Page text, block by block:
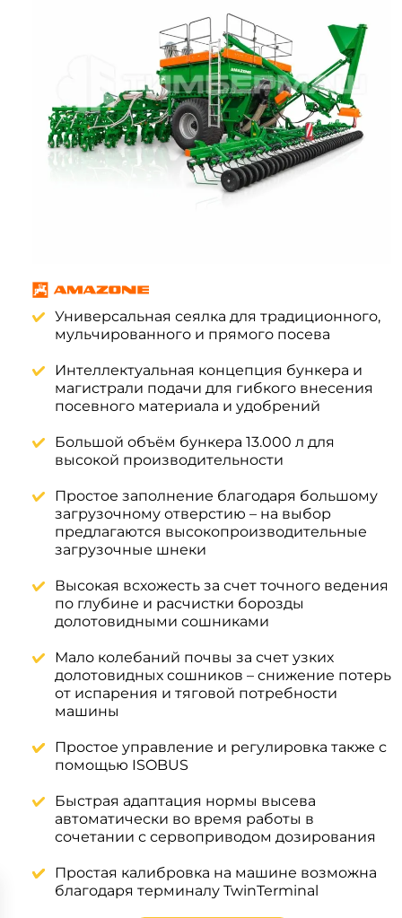
Универсальная сеялка для традиционного,
мульчированного и прямого посева
Интеллектуальная концепция бункера и
магистрали подачи для гибкого внесения
посевного материала и удобрений
Большой объём бункера 13.000 л для
высокой производительности
Простое заполнение благодаря большому
загрузочному отверстию – на выбор
предлагаются высокопроизводительные
загрузочные шнеки
Высокая всхожесть за счет точного ведения
по глубине и расчистки борозды
долотовидными сошниками
Мало колебаний почвы за счет узких
долотовидных сошников – снижение потерь
от испарения и тяговой потребности
машины
Простое управление и регулировка также с
помощью ISOBUS
Быстрая адаптация нормы высева
автоматически во время работы в
сочетании с сервоприводом дозирования
Простая калибровка на машине возможна
благодаря терминалу TwinTerminal
Системы 3D нивелирования
Мини-погрузчики
Посевная техника